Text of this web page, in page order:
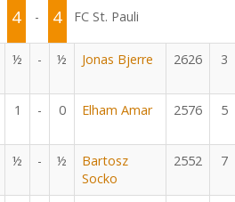
4 - 4 FC St. Pauli
½ - ½ Jonas Bjerre 2626 3
1 - 0 Elham Amar 2576 5
½ - ½
Bartosz
Socko
2552 7